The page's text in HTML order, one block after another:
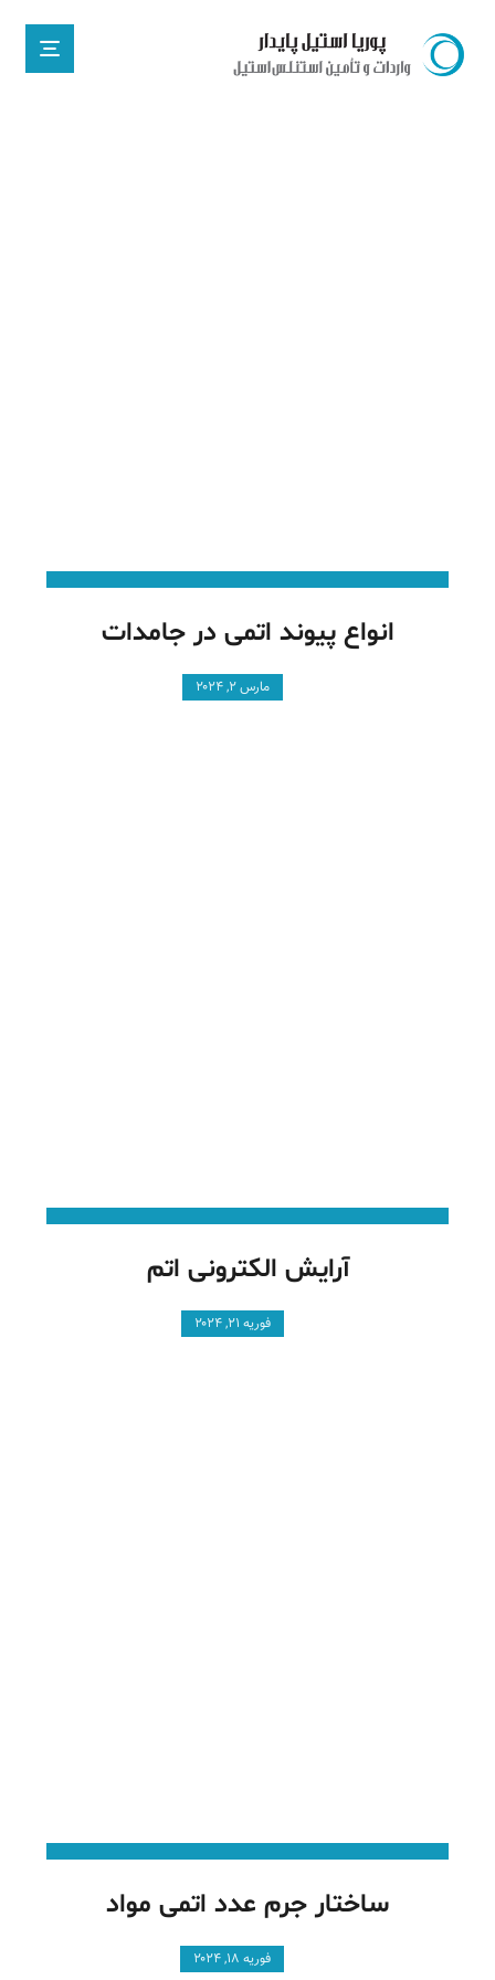
انواع پیوند اتمی در جامدات
مارس ۲, ۲۰۲۴
آرایش الکترونی اتم
فوریه ۲۱, ۲۰۲۴
ساختار جرم عدد اتمی مواد
فوریه ۱۸, ۲۰۲۴